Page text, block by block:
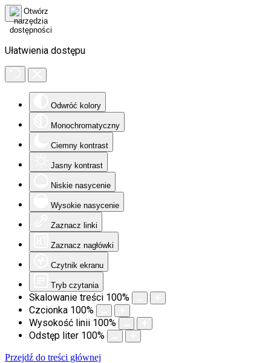
Ułatwienia dostępu
Odwróć kolory
Monochromatyczny
Ciemny kontrast
Jasny kontrast
Niskie nasycenie
Wysokie nasycenie
Zaznacz linki
Zaznacz nagłówki
Czytnik ekranu
Tryb czytania
Skalowanie treści 100%
Czcionka 100%
Wysokość linii 100%
Odstęp liter 100%
Przejdź do treści głównej